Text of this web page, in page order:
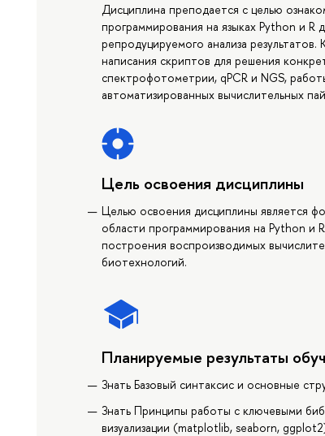
Дисциплина преподается с целью
программирования на языках Python и R
репродуцируемого анализа
написания скриптов для решения
спектрофотометрии, qPCR и NGS,
автоматизированных вычислительных
Цель освоения дисциплины
Целью освоения дисциплины является
области программирования на Python и
построения воспроизводимых
биотехнологий.
Планируемые результаты
Знать Базовый синтаксис и основные
Знать Принципы работы с ключевыми
визуализации (matplotlib, seaborn,